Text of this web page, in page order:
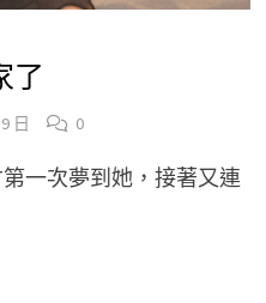
了
日 0
一次夢到她，接著又連